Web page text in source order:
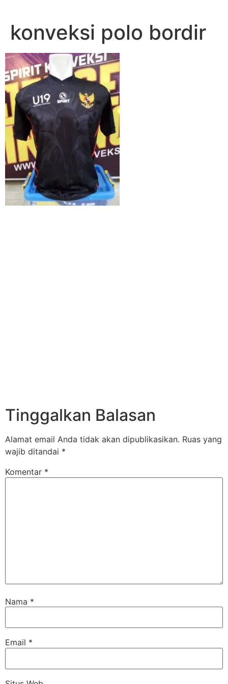
konten
konveksi polo bordir
Tinggalkan Balasan
Alamat email Anda tidak akan dipublikasikan. Ruas yang
wajib ditandai *
Komentar *
Nama *
Email *